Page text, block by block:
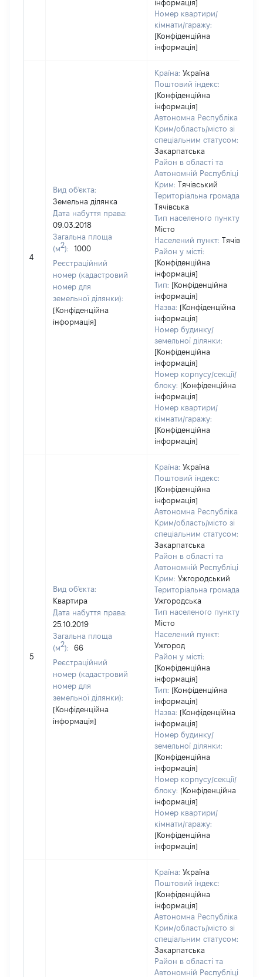
інформація]
Номер квартири/
кімнати/гаражу:
[Конфіденційна
інформація]
4
Вид об'єкта:
Земельна ділянка
Дата набуття права:
09.03.2018
Загальна площа
(м2):
1000
Реєстраційний
номер (кадастровий
номер для
земельної ділянки):
[Конфіденційна
інформація]
Країна: Україна
Поштовий індекс:
[Конфіденційна
інформація]
Автономна Республіка
Крим/область/місто зі
спеціальним статусом:
Закарпатська
Район в області та
Автономній Республіці
Крим: Тячівський
Територіальна громада:
Тячівська
Тип населеного пункту:
Місто
Населений пункт: Тячів
Район у місті:
[Конфіденційна
інформація]
Тип: [Конфіденційна
інформація]
Назва: [Конфіденційна
інформація]
Номер будинку/
земельної ділянки:
[Конфіденційна
інформація]
Номер корпусу/секції/
блоку: [Конфіденційна
інформація]
Номер квартири/
кімнати/гаражу:
[Конфіденційна
інформація]
5
Вид об'єкта:
Квартира
Дата набуття права:
25.10.2019
Загальна площа
(м2):
66
Реєстраційний
номер (кадастровий
номер для
земельної ділянки):
[Конфіденційна
інформація]
Країна: Україна
Поштовий індекс:
[Конфіденційна
інформація]
Автономна Республіка
Крим/область/місто зі
спеціальним статусом:
Закарпатська
Район в області та
Автономній Республіці
Крим: Ужгородський
Територіальна громада:
Ужгородська
Тип населеного пункту:
Місто
Населений пункт:
Ужгород
Район у місті:
[Конфіденційна
інформація]
Тип: [Конфіденційна
інформація]
Назва: [Конфіденційна
інформація]
Номер будинку/
земельної ділянки:
[Конфіденційна
інформація]
Номер корпусу/секції/
блоку: [Конфіденційна
інформація]
Номер квартири/
кімнати/гаражу:
[Конфіденційна
інформація]
Країна: Україна
Поштовий індекс:
[Конфіденційна
інформація]
Автономна Республіка
Крим/область/місто зі
спеціальним статусом:
Закарпатська
Район в області та
Автономній Республіці